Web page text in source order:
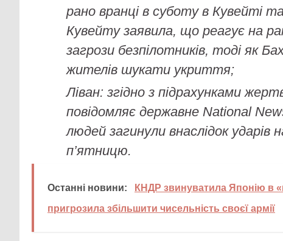
рано вранці в суботу в Кувейті
Кувейту заявила, що реагує на
загрози безпілотників, тоді як
жителів шукати укриття;
Ліван: згідно з підрахунками
повідомляє державне National
людей загинули внаслідок ударів
п’ятницю.
Останні новини:
КНДР звинуватила Японію в
пригрозила збільшити чисельність своєї армії